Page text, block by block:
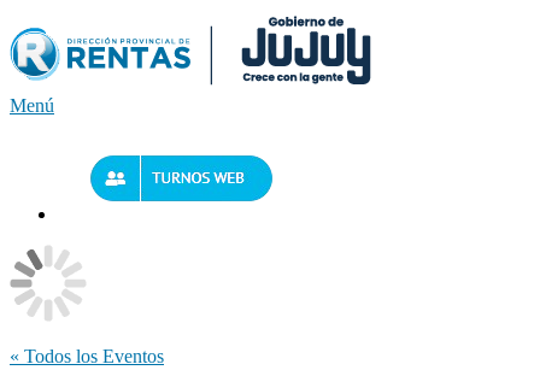
al
contenido
Menú
« Todos los Eventos